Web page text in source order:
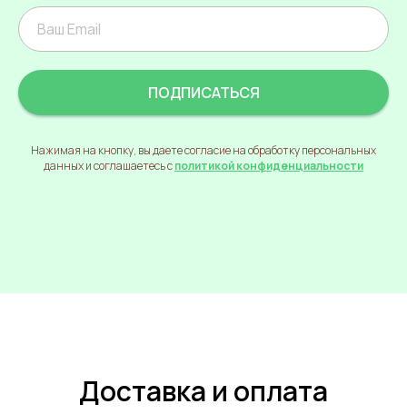
ПОДПИСАТЬСЯ
Нажимая на кнопку, вы даете согласие на обработку персональных
данных и соглашаетесь сполитикой конфиденциальности
Доставка и оплата